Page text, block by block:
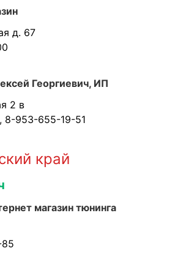
д. 67
Георгиевич, ИП
2 в
8-953-655-19-51
край
магазин тюнинга